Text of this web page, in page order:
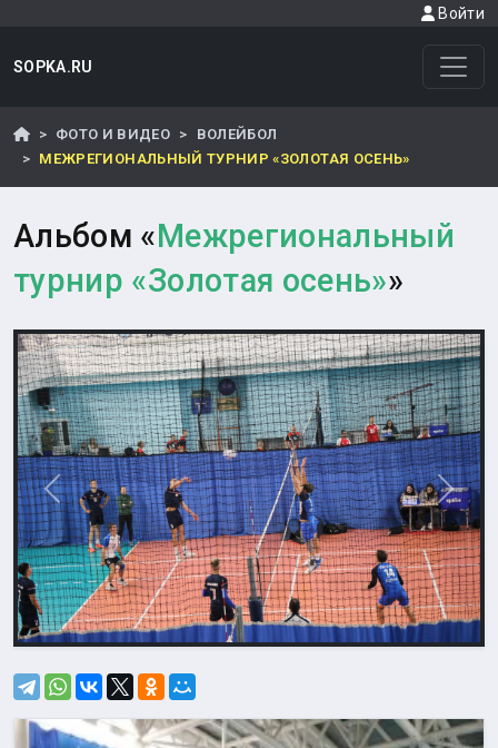
Войти
SOPKA.RU
ФОТО И ВИДЕО
ВОЛЕЙБОЛ
МЕЖРЕГИОНАЛЬНЫЙ ТУРНИР «ЗОЛОТАЯ ОСЕНЬ»
Альбом «Межрегиональный
турнир «Золотая осень»»
Назад